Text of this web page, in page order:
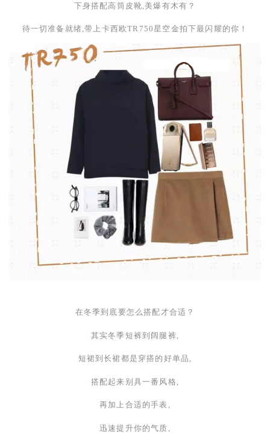
下身搭配高筒皮靴,美爆有木有？
待一切准备就绪,带上卡西欧TR750星空金拍下最闪耀的你！
在冬季到底要怎么搭配才合适？
其实冬季短裤到阔腿裤,
短裙到长裙都是穿搭的好单品,
搭配起来别具一番风格,
再加上合适的手表,
迅速提升你的气质,